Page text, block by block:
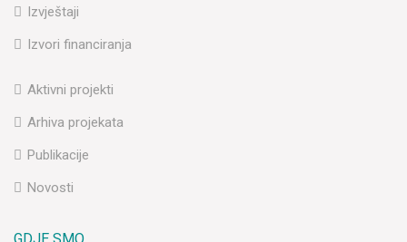
Izvještaji
Izvori financiranja
Aktivni projekti
Arhiva projekata
Publikacije
Novosti